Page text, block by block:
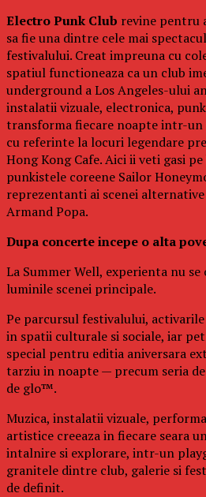
Electro Punk Club revine pentru
sa fie una dintre cele mai
festivalului. Creat impreuna cu
spatiul functioneaza ca un club
underground a Los Angeles-ului
instalatii vizuale, electronica,
transforma fiecare noapte intr-
cu referinte la locuri legendare
Hong Kong Cafe. Aici ii veti gasi
punkistele coreene Sailor
reprezentanti ai scenei
Armand Popa.
Dupa concerte incepe o alta
La Summer Well, experienta nu
luminile scenei principale.
Pe parcursul festivalului,
in spatii culturale si sociale, iar
special pentru editia aniversara
tarziu in noapte — precum seria
de glo™.
Muzica, instalatii vizuale,
artistice creeaza in fiecare seara
intalnire si explorare, intr-un
granitele dintre club, galerie si
de definit.